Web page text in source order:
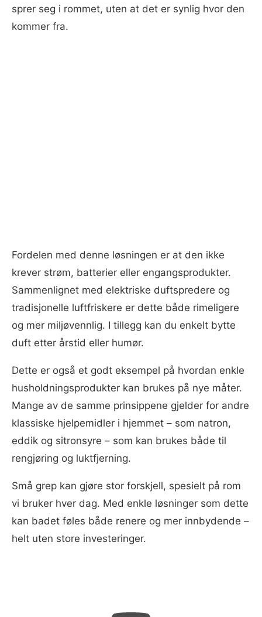
sprer seg i rommet, uten at det er synlig hvor den
kommer fra.
Fordelen med denne løsningen er at den ikke
krever strøm, batterier eller engangsprodukter.
Sammenlignet med elektriske duftspredere og
tradisjonelle luftfriskere er dette både rimeligere
og mer miljøvennlig. I tillegg kan du enkelt bytte
duft etter årstid eller humør.
Dette er også et godt eksempel på hvordan enkle
husholdningsprodukter kan brukes på nye måter.
Mange av de samme prinsippene gjelder for andre
klassiske hjelpemidler i hjemmet – som natron,
eddik og sitronsyre – som kan brukes både til
rengjøring og luktfjerning.
Små grep kan gjøre stor forskjell, spesielt på rom
vi bruker hver dag. Med enkle løsninger som dette
kan badet føles både renere og mer innbydende –
helt uten store investeringer.